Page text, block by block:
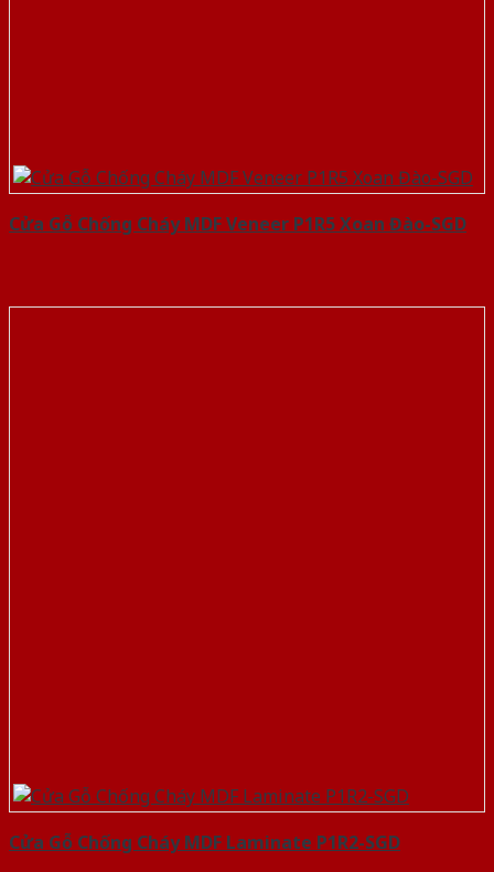
Cửa Gỗ Chống Cháy MDF Veneer P1R5 Xoan Đào-SGD
Cửa Gỗ Chống Cháy MDF Laminate P1R2-SGD